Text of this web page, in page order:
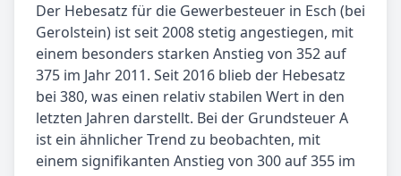
Der Hebesatz für die Gewerbesteuer in Esch (bei
Gerolstein) ist seit 2008 stetig angestiegen, mit
einem besonders starken Anstieg von 352 auf
375 im Jahr 2011. Seit 2016 blieb der Hebesatz
bei 380, was einen relativ stabilen Wert in den
letzten Jahren darstellt. Bei der Grundsteuer A
ist ein ähnlicher Trend zu beobachten, mit
einem signifikanten Anstieg von 300 auf 355 im